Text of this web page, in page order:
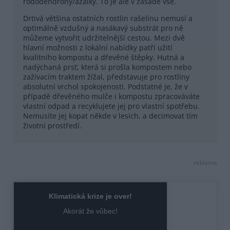
Drtivá většina ostatních rostlin rašelinu nemusí a
optimálně vzdušný a nasákavý substrát pro ně
můžeme vytvořit udržitelnější cestou. Mezi dvě
hlavní možnosti z lokální nabídky patří užití
kvalitního kompostu a dřevěné štěpky. Hutná a
nadýchaná prsť, která si prošla kompostem nebo
zažívacím traktem žížal, představuje pro rostliny
absolutní vrchol spokojenosti. Podstatné je, že v
případě dřevěného mulče i kompostu zpracováváte
vlastní odpad a recyklujete jej pro vlastní spotřebu.
Nemusíte jej kopat někde v lesích, a decimovat tím
životní prostředí.
reklama